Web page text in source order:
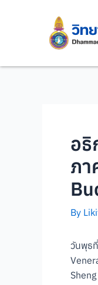
อธิ
ภา
By
วันพุธ